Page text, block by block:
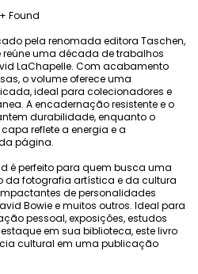
Found
pela renomada editora Taschen,
uma década de trabalhos
LaChapelle. Com acabamento
o volume oferece uma
ideal para colecionadores e
A encadernação resistente e o
durabilidade, enquanto o
reflete a energia e a
página.
é perfeito para quem busca uma
da fotografia artística e da cultura
de personalidades
Bowie e muitos outros. Ideal para
pessoal, exposições, estudos
em sua biblioteca, este livro
cultural em uma publicação